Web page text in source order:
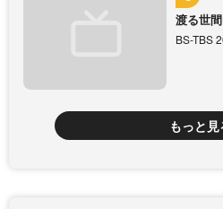
渡る世
BS-TBS
もっと見